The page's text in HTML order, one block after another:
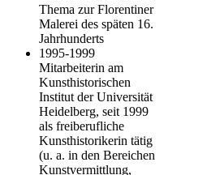
Thema zur Florentiner
Malerei des späten 16.
Jahrhunderts
1995-1999
Mitarbeiterin am
Kunsthistorischen
Institut der Universität
Heidelberg, seit 1999
als freiberufliche
Kunsthistorikerin tätig
(u. a. in den Bereichen
Kunstvermittlung,